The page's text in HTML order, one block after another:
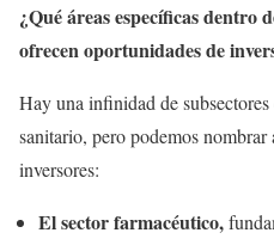
¿Qué áreas específicas dentro
ofrecen oportunidades de
Hay una infinidad de
sanitario, pero podemos nombrar
inversores:
Elsector farmacéutico,